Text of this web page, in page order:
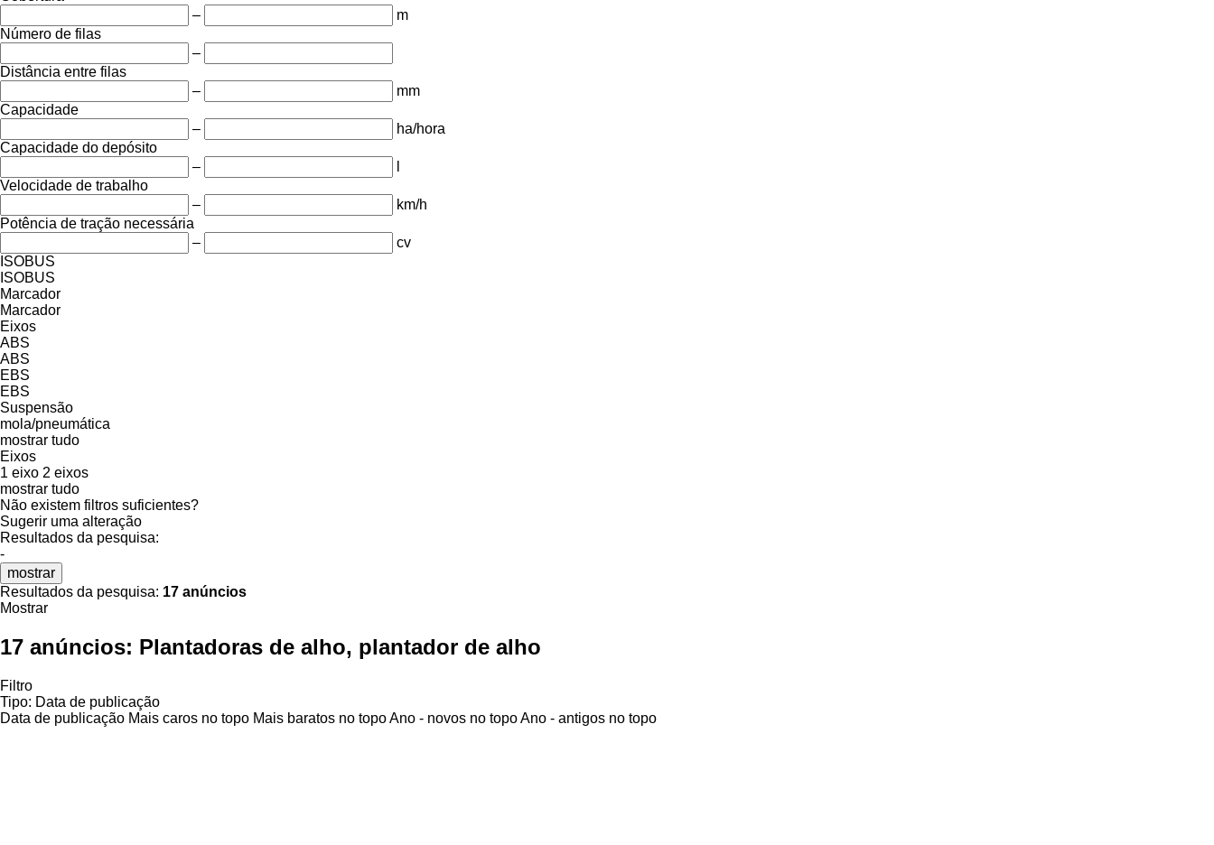
–
m
Número de filas
–
Distância entre filas
–
mm
Capacidade
–
ha/hora
Capacidade do depósito
–
Velocidade de trabalho
–
km/h
Potência de tração necessária
–
cv
ISOBUS
ISOBUS
Marcador
Marcador
Eixos
ABS
ABS
EBS
EBS
Suspensão
mola/pneumática
mostrar tudo
Eixos
1 eixo 2 eixos
mostrar tudo
Não existem filtros suficientes?
Sugerir uma alteração
Resultados da pesquisa:
-
mostrar
Resultados da pesquisa: 17 anúncios
Mostrar
17 anúncios: Plantadoras de alho, plantador de alho
Filtro
Tipo: Data de publicação
Data de publicação Mais caros no topo Mais baratos no topoAno - novos no topoAno - antigos no topo